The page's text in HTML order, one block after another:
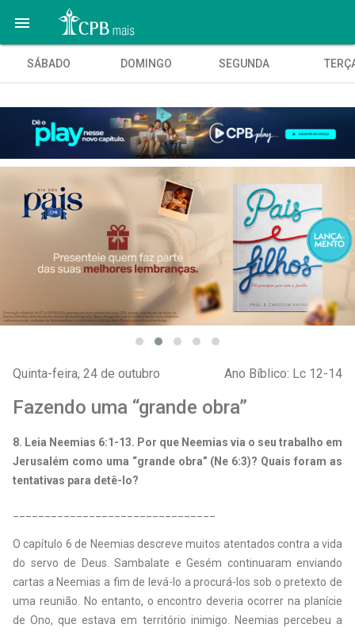

SÁBADO DOMINGO SEGUNDA
Quinta-feira, 24 de outubro Ano Bíblico: Lc 12-14
Fazendo uma “grande obra”
8. Leia Neemias 6:1-13. Por que Neemias via o seu trabalho em
Jerusalém como uma “grande obra” (Ne 6:3)? Quais foram as
tentativas para detê-lo?
O capítulo 6 de Neemias descreve muitos atentados contra a vida
do servo de Deus. Sambalate e Gesém continuaram enviando
cartas a Neemias a fim de levá-lo a procurá-los sob o pretexto de
uma reunião. No entanto, o encontro deveria ocorrer na planície
de Ono, que estava em território inimigo. Neemias percebeu a